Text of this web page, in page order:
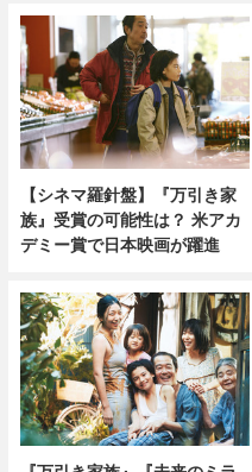
【シネマ羅針盤】『万引き家
族』受賞の可能性は？ 米アカ
デミー賞で日本映画が躍進